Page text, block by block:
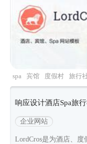
spa 宾馆 度假村 旅行
响应设计酒店Spa旅
企业网站
LordCros是为酒店、度